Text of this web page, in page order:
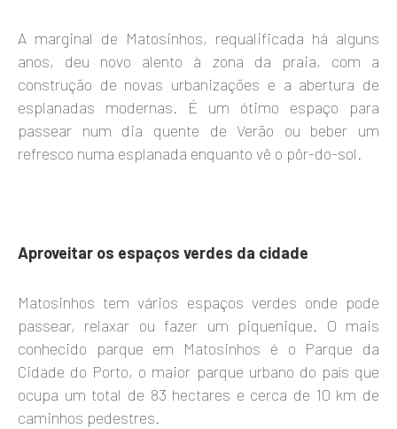
A marginal de Matosinhos, requalificada há alguns
anos, deu novo alento à zona da praia, com a
construção de novas urbanizações e a abertura de
esplanadas modernas. É um ótimo espaço para
passear num dia quente de Verão ou beber um
refresco numa esplanada enquanto vê o pôr-do-sol.
Aproveitar os espaços verdes da cidade
Matosinhos tem vários espaços verdes onde pode
passear, relaxar ou fazer um piquenique. O mais
conhecido parque em Matosinhos é o Parque da
Cidade do Porto, o maior parque urbano do país que
ocupa um total de 83 hectares e cerca de 10 km de
caminhos pedestres.